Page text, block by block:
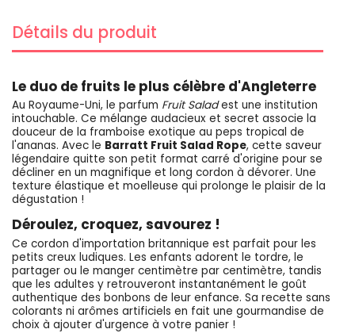
Détails du produit
Le duo de fruits le plus célèbre d'Angleterre
Au Royaume-Uni, le parfum Fruit Saladest une institution
intouchable. Ce mélange audacieux et secret associe la
douceur de la framboise exotique au peps tropical de
l'ananas. Avec le Barratt Fruit Salad Rope, cette saveur
légendaire quitte son petit format carré d'origine pour se
décliner en un magnifique et long cordon à dévorer. Une
texture élastique et moelleuse qui prolonge le plaisir de la
dégustation !
Déroulez, croquez, savourez !
Ce cordon d'importation britannique est parfait pour les
petits creux ludiques. Les enfants adorent le tordre, le
partager ou le manger centimètre par centimètre, tandis
que les adultes y retrouveront instantanément le goût
authentique des bonbons de leur enfance. Sa recette sans
colorants ni arômes artificiels en fait une gourmandise de
choix à ajouter d'urgence à votre panier !